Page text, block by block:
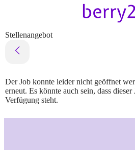
Stellenangebot
Der Job konnte leider nicht geöffnet
erneut. Es könnte auch sein, dass
Verfügung steht.